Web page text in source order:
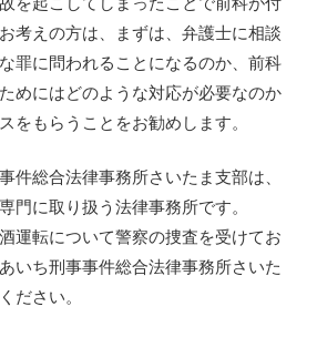
考えの方は、まずは、弁護士に相談
罪に問われることになるのか、前科
めにはどのような対応が必要なのか
をもらうことをお勧めします。
件総合法律事務所さいたま支部は、
門に取り扱う法律事務所です。
運転について警察の捜査を受けてお
いち刑事事件総合法律事務所さいた
ださい。